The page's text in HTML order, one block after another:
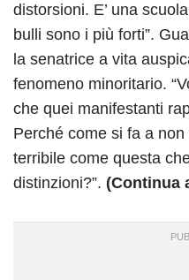
distorsioni. E’ una
bulli sono i più forti”.
la senatrice a vita
fenomeno minoritario.
che quei manifestanti
Perché come si fa a
terribile come questa
distinzioni?”. (Continua